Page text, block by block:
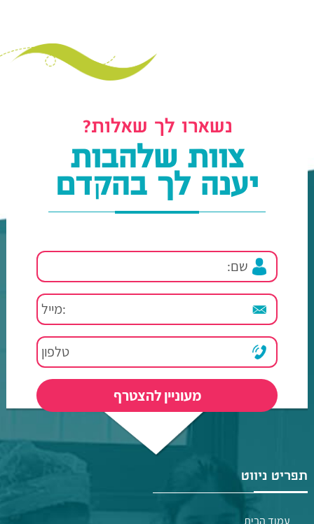
נשארו לך שאלות?
צוות שלהבות
יענה לך בהקדם
תפריט ניווט
עמוד הבית